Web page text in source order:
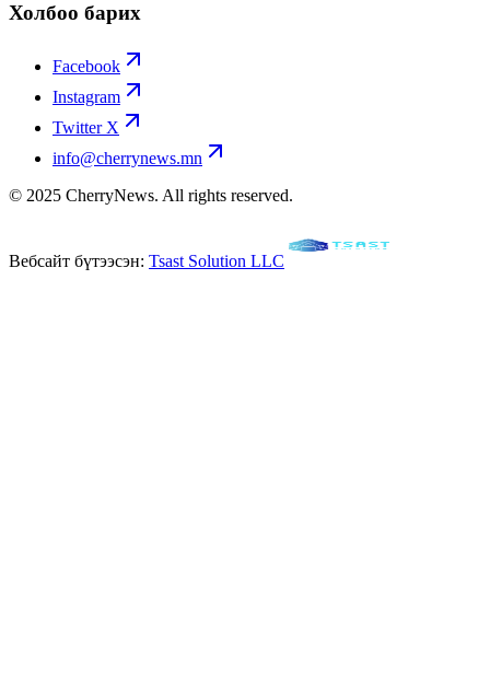
Холбоо барих
Facebook
Instagram
Twitter X
info@cherrynews.mn
© 2025 CherryNews. All rights reserved.
Вебсайт бүтээсэн: Tsast Solution LLC